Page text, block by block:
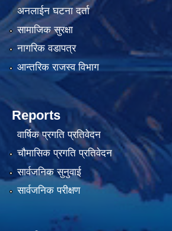
अनलाईन घटना दर्ता
सामाजिक सुरक्षा
नागरिक वडापत्र
आन्तरिक राजस्व विभाग
Reports
वार्षिक प्रगति प्रतिवेदन
चौमासिक प्रगति प्रतिवेदन
सार्वजनिक सुनुवाई
सार्वजनिक परीक्षण